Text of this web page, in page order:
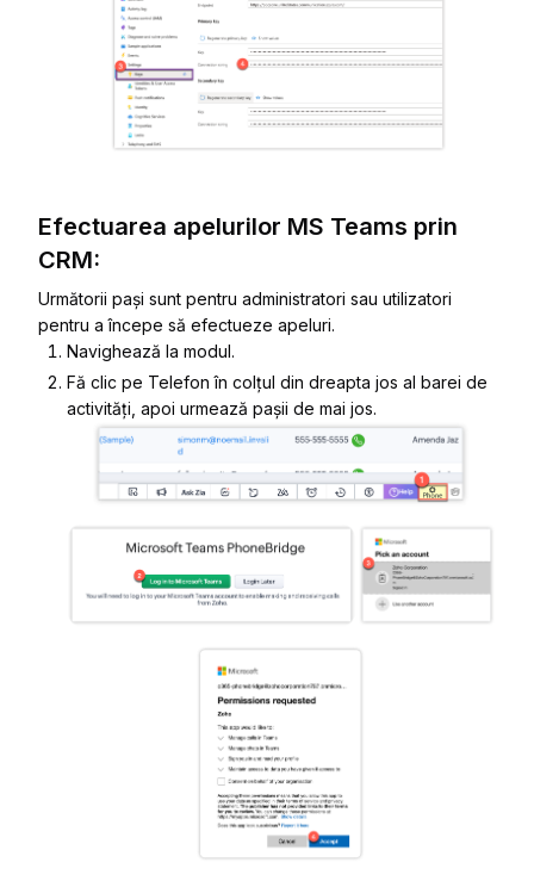
Efectuarea apelurilor MS Teams prin
CRM:
Următorii pași sunt pentru administratori sau utilizatori
pentru a începe să efectueze apeluri.
Navighează la modul.
Fă clic pe Telefon în colțul din dreapta jos al barei de
activități, apoi urmează pașii de mai jos.